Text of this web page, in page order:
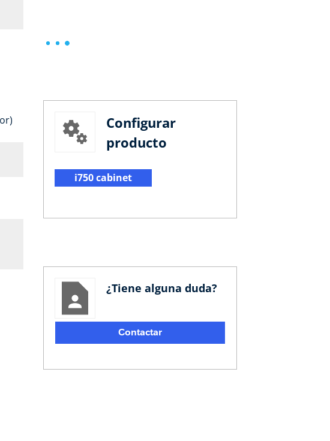
Configurar
producto
i750 cabinet
¿Tiene alguna duda?
Contactar